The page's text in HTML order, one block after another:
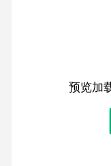
预览加